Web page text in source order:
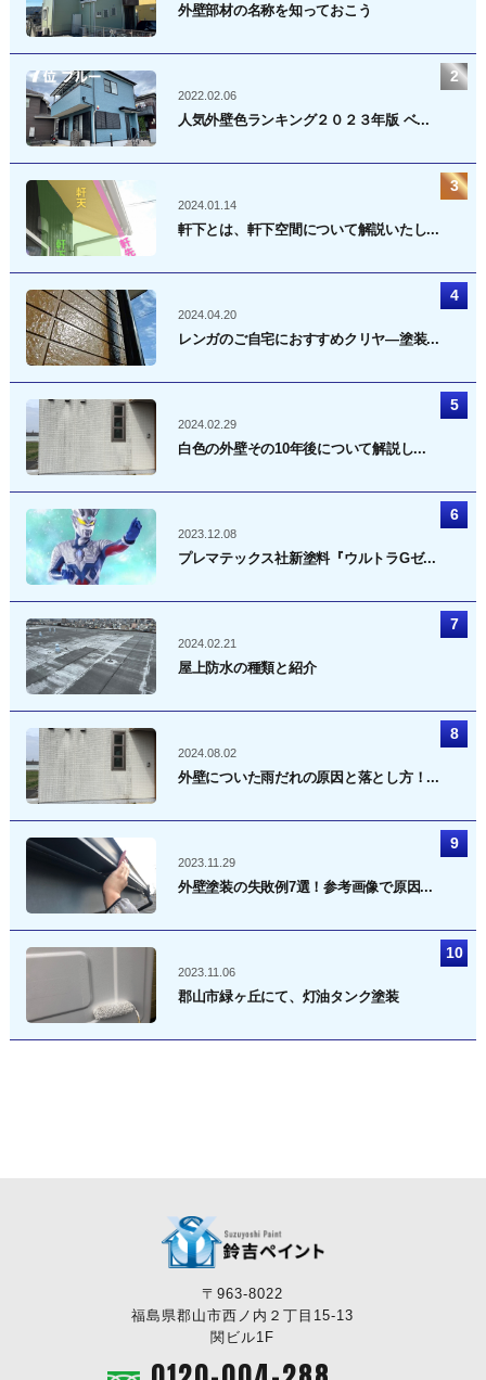
外壁部材の名称を知っておこう
2022.02.06
人気外壁色ランキング２０２３年版 ベ...
2024.01.14
軒下とは、軒下空間について解説いたし...
2024.04.20
レンガのご自宅におすすめクリヤ―塗装...
2024.02.29
白色の外壁その10年後について解説し...
2023.12.08
プレマテックス社新塗料『ウルトラGゼ...
2024.02.21
屋上防水の種類と紹介
2024.08.02
外壁についた雨だれの原因と落とし方！...
2023.11.29
外壁塗装の失敗例7選！参考画像で原因...
2023.11.06
郡山市緑ヶ丘にて、灯油タンク塗装
〒963-8022
福島県郡山市西ノ内２丁目15-13
関ビル1F